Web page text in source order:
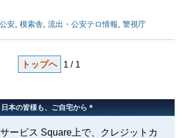
公安, 模索舎, 流出・公安テロ情報, 警視庁
トップヘ 1 / 1
本の皆様も、ご自宅から＊
ービス Square上で、クレジットカ